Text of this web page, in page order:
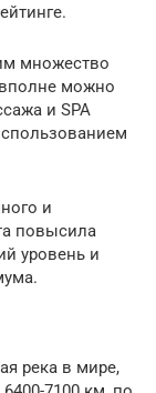
множество
вполне можно
и SPA
и
повысила
уровень и
река в мире,